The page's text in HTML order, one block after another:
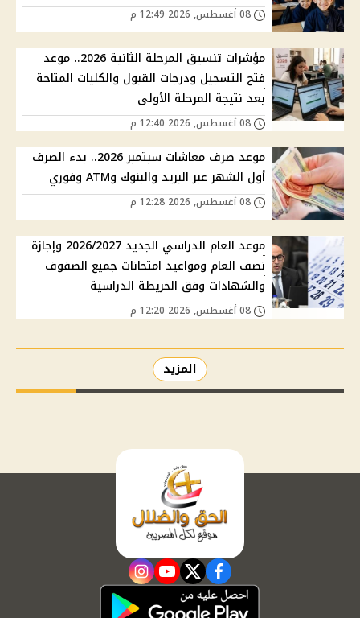
مؤشرات تنسيق المرحلة الثانية 2026.. موعد
فتح التسجيل ودرجات القبول والكليات المتاحة
بعد نتيجة المرحلة الأولى
موعد صرف معاشات سبتمبر 2026.. بدء الصرف
أول الشهر عبر البريد والبنوك وATM وفوري
موعد العام الدراسي الجديد 2026/2027 وإجازة
نصف العام ومواعيد امتحانات جميع الصفوف
والشهادات وفق الخريطة الدراسية
المزيد
facebook
twitter
youtube
instagram